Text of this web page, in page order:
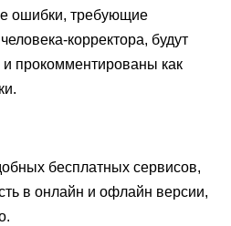
ошибки, требующие
корректора, будут
прокомментированы как
бесплатных сервисов,
в онлайн и офлайн версии,